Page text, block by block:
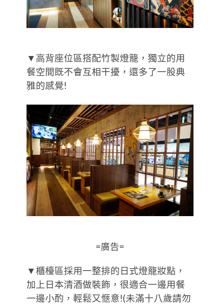
▼高背座位區搭配竹製燈籠，獨立的用
餐空間既不會互相干擾，還多了一股典
雅的感覺!
=廣告=
▼櫃檯區採用一整排的日式燈籠妝點，
加上日本清酒做裝飾，很適合一邊用餐
一邊小酌，輕鬆又愜意!(未滿十八歲請勿